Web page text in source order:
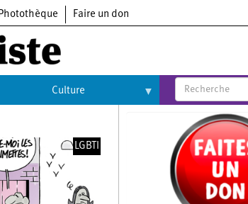
Faire un don
Culture
Arts
Cinéma
LGBTI